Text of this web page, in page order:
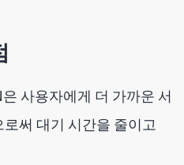
사용자에게 더 가까운 서
써 대기 시간을 줄이고